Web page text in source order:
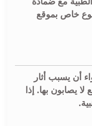
خاص بموقع
أن يسبب أثار
يصابون بها. إذا